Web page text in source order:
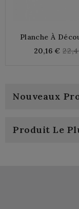
Planche À
20,16 €
Nouveaux
Produit Le